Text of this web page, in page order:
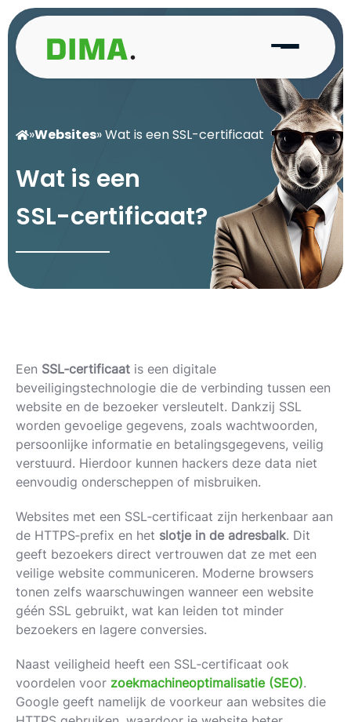
»Websites» Wat is een SSL-certificaat
Wat is een
SSL-certificaat?
Een SSL‑certificaat is een digitale
beveiligingstechnologie die de verbinding tussen een
website en de bezoeker versleutelt. Dankzij SSL
worden gevoelige gegevens, zoals wachtwoorden,
persoonlijke informatie en betalingsgegevens, veilig
verstuurd. Hierdoor kunnen hackers deze data niet
eenvoudig onderscheppen of misbruiken.
Websites met een SSL‑certificaat zijn herkenbaar aan
de HTTPS‑prefix en het slotje in de adresbalk. Dit
geeft bezoekers direct vertrouwen dat ze met een
veilige website communiceren. Moderne browsers
tonen zelfs waarschuwingen wanneer een website
géén SSL gebruikt, wat kan leiden tot minder
bezoekers en lagere conversies.
Naast veiligheid heeft een SSL‑certificaat ook
voordelen voor zoekmachineoptimalisatie (SEO).
Google geeft namelijk de voorkeur aan websites die